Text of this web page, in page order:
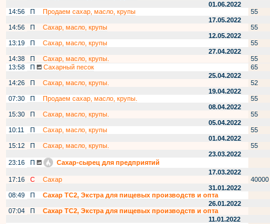
01.06.2022
14:56
П Продаем сахар, масло, крупы
55
17.05.2022
14:56
П Сахар, масло, крупы
55
12.05.2022
13:19
П Сахар, масло, крупы
55
27.04.2022
14:38
П Сахар, масло, крупы.
55
13:58
П Сахарный песок
65
25.04.2022
14:26
П Сахар, масло, крупы.
52
19.04.2022
07:30
П Продаем сахар, масло, крупы.
55
08.04.2022
15:30
П Сахар, масло, крупы.
55
05.04.2022
10:11
П Сахар, масло, крупы
55
01.04.2022
15:12
П Сахар, масло, крупы.
55
23.03.2022
23:16
П
Сахар-сырец для предприятий
17.03.2022
17:16
С Сахар
40000
31.01.2022
08:49
П
Сахар ТС2, Экстра для пищевых производств и опта
26.01.2022
07:04
П
Сахар ТС2, Экстра для пищевых производств и опта
11.01.2022